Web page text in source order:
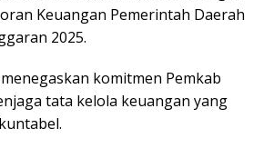
Keuangan Pemerintah Daerah
2025.
komitmen Pemkab
tata kelola keuangan yang